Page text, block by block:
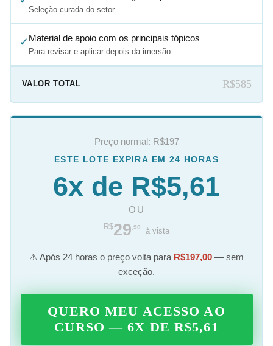
Seleção curada do setor
✓ Material de apoio com os principais tópicos
Para revisar e aplicar depois da imersão
VALOR TOTAL R$585
Preço normal: R$197
ESTE LOTE EXPIRA EM 24 HORAS
6x de R$5,61
OU
R$29 ,90 à vista
⚠️ Após 24 horas o preço volta para R$197,00 — sem
exceção.
QUERO MEU ACESSO AO
CURSO — 6X DE R$5,61